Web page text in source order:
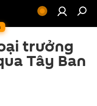
trưởng
Tây Ban